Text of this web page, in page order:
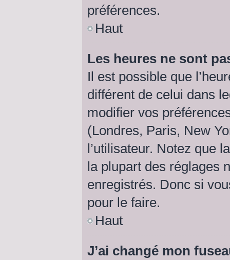
préférences.
Haut
Les heures ne sont
Il est possible que
différent de celui dans
modifier vos
(Londres, Paris, New
l’utilisateur. Notez que
la plupart des réglages
enregistrés. Donc si
pour le faire.
Haut
J’ai changé mon